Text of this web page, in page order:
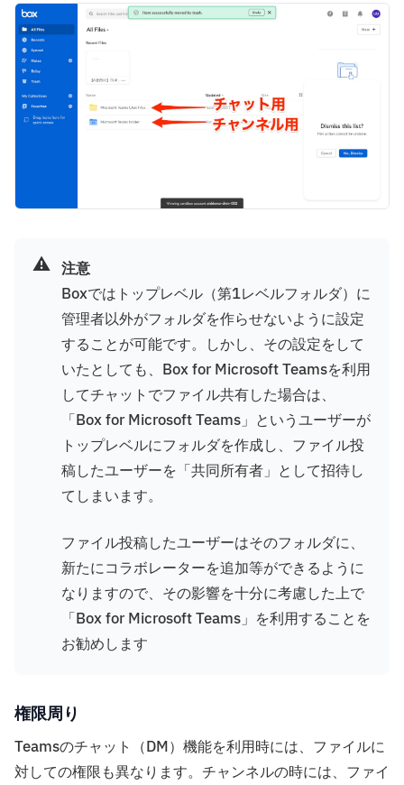
⚠️ 注意
Boxではトップレベル（第1レベルフォルダ）に
管理者以外がフォルダを作らせないように設定
することが可能です。しかし、その設定をして
いたとしても、Box for Microsoft Teamsを利用
してチャットでファイル共有した場合は、
「Box for Microsoft Teams」というユーザーが
トップレベルにフォルダを作成し、ファイル投
稿したユーザーを「共同所有者」として招待し
てしまいます。
ファイル投稿したユーザーはそのフォルダに、
新たにコラボレーターを追加等ができるように
なりますので、その影響を十分に考慮した上で
「Box for Microsoft Teams」を利用することを
お勧めします
権限周り
Teamsのチャット（DM）機能を利用時には、ファイルに
対しての権限も異なります。チャンネルの時には、ファイ